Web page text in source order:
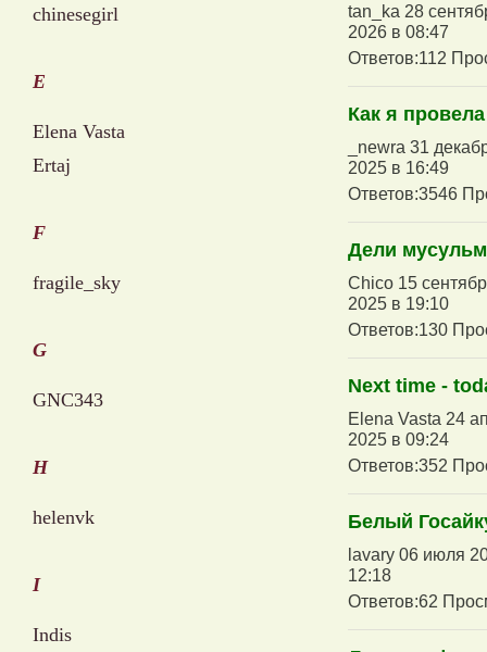
chinesegirl
E
Elena Vasta
Ertaj
F
fragile_sky
G
GNC343
H
helenvk
I
Indis
tan_ka 28
2026 в 08:47
Ответов:112
Как я
_newra 31
2025 в 16:49
Ответов:3546
Дели
Chico 15
2025 в 19:10
Ответов:130
Next time -
Elena Vasta 24
2025 в 09:24
Ответов:352
Белый
lavary 06 июля
12:18
Ответов:62